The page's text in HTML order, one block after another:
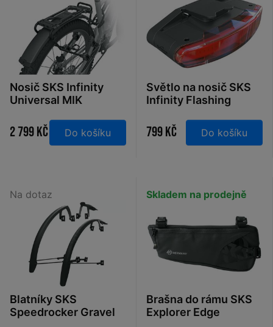
Nosič SKS Infinity
Universal MIK
2 799 Kč Do košíku
Světlo na nosič SKS
Infinity Flashing
799 Kč Do košíku
Na dotaz
Blatníky SKS
Speedrocker Gravel
Skladem na prodejně
Brašna do rámu SKS
Explorer Edge